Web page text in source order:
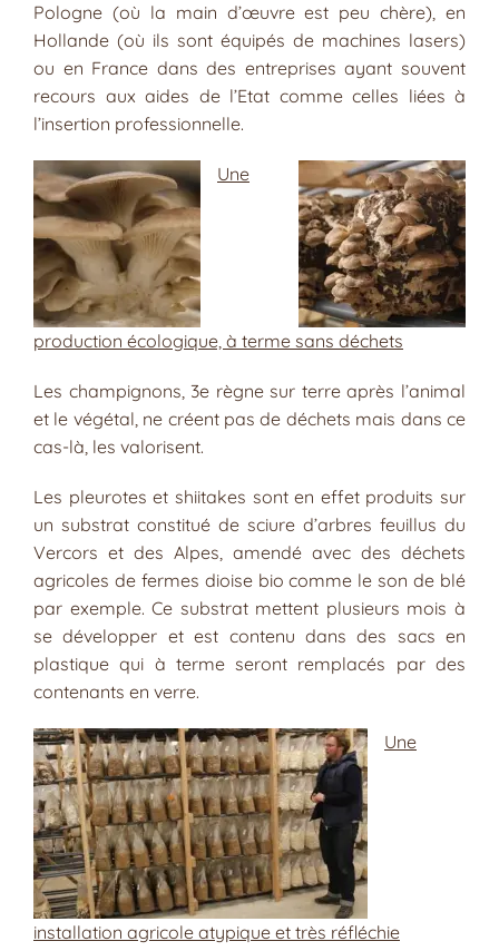
Pologne (où la main d’œuvre est peu chère), en
Hollande (où ils sont équipés de machines lasers)
ou en France dans des entreprises ayant souvent
recours aux aides de l’Etat comme celles liées à
l’insertion professionnelle.
Une
production écologique, à terme sans déchets
Les champignons, 3e règne sur terre après l’animal
et le végétal, ne créent pas de déchets mais dans ce
cas-là, les valorisent.
Les pleurotes et shiitakes sont en effet produits sur
un substrat constitué de sciure d’arbres feuillus du
Vercors et des Alpes, amendé avec des déchets
agricoles de fermes dioise bio comme le son de blé
par exemple. Ce substrat mettent plusieurs mois à
se développer et est contenu dans des sacs en
plastique qui à terme seront remplacés par des
contenants en verre.
Une
installation agricole atypique et très réfléchie